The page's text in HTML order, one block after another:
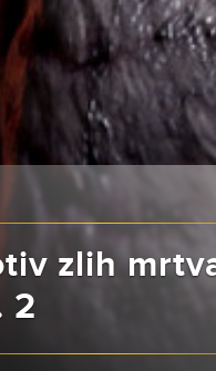
zlih
2